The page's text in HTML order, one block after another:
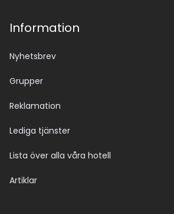
Information
Nyhetsbrev
Grupper
Reklamation
Lediga tjänster
Lista över alla våra hotell
Artiklar